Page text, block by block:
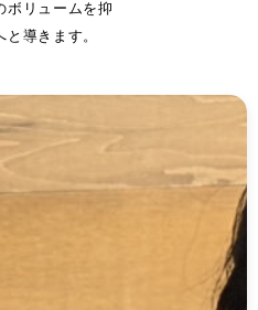
ボリュームを抑
導きます。